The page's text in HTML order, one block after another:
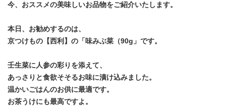
今、おススメの美味しいお品物をご紹介いたします。
本日、お勧めするのは、
京つけもの【西利】の「味みぶ菜（90g」です。
壬生菜に人参の彩りを添えて、
あっさりと食欲そそるお味に漬け込みました。
温かいごはんのお供に最適です。
お茶うけにも最高ですよ。